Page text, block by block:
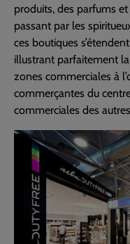
produits, des parfums
passant par les
ces boutiques
illustrant parfaitement
zones commerciales à
commerçantes du
commerciales des